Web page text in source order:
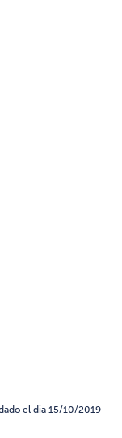
el dia 15/10/2019